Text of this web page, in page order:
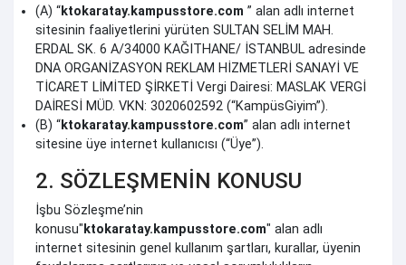
(A) “ktokaratay.kampusstore.com ” alan adlı internet
sitesinin faaliyetlerini yürüten SULTAN SELİM MAH.
ERDAL SK. 6 A/34000 KAĞITHANE/ İSTANBUL adresinde
DNA ORGANİZASYON REKLAM HİZMETLERİ SANAYİ VE
TİCARET LİMİTED ŞİRKETİ Vergi Dairesi: MASLAK VERGİ
DAİRESİ MÜD. VKN: 3020602592 (“KampüsGiyim”).
(B) “ktokaratay.kampusstore.com” alan adlı internet
sitesine üye internet kullanıcısı (“Üye”).
2. SÖZLEŞMENİN KONUSU
İşbu Sözleşme’nin
konusu" ktokaratay.kampusstore.com" alan adlı
internet sitesinin genel kullanım şartları, kurallar, üyenin